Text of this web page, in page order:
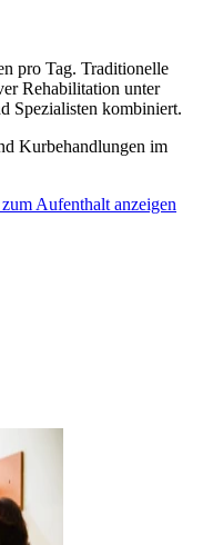
pro Tag. Traditionelle
Rehabilitation unter
Spezialisten kombiniert.
Kurbehandlungen im
Aufenthalt anzeigen